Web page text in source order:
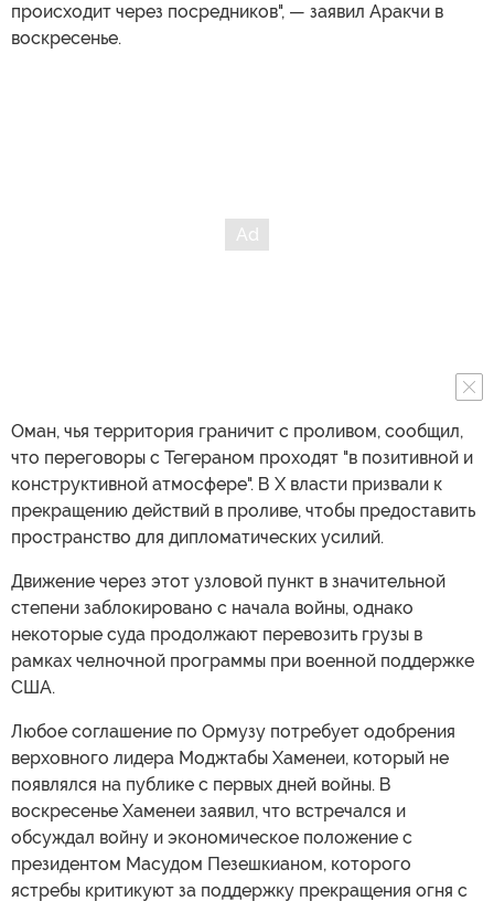
происходит через посредников", — заявил Аракчи в
воскресенье.
Оман, чья территория граничит с проливом, сообщил,
что переговоры с Тегераном проходят "в позитивной и
конструктивной атмосфере". В X власти призвали к
прекращению действий в проливе, чтобы предоставить
пространство для дипломатических усилий.
Движение через этот узловой пункт в значительной
степени заблокировано с начала войны, однако
некоторые суда продолжают перевозить грузы в
рамках челночной программы при военной поддержке
США.
Любое соглашение по Ормузу потребует одобрения
верховного лидера Моджтабы Хаменеи, который не
появлялся на публике с первых дней войны. В
воскресенье Хаменеи заявил, что встречался и
обсуждал войну и экономическое положение с
президентом Масудом Пезешкианом, которого
ястребы критикуют за поддержку прекращения огня с